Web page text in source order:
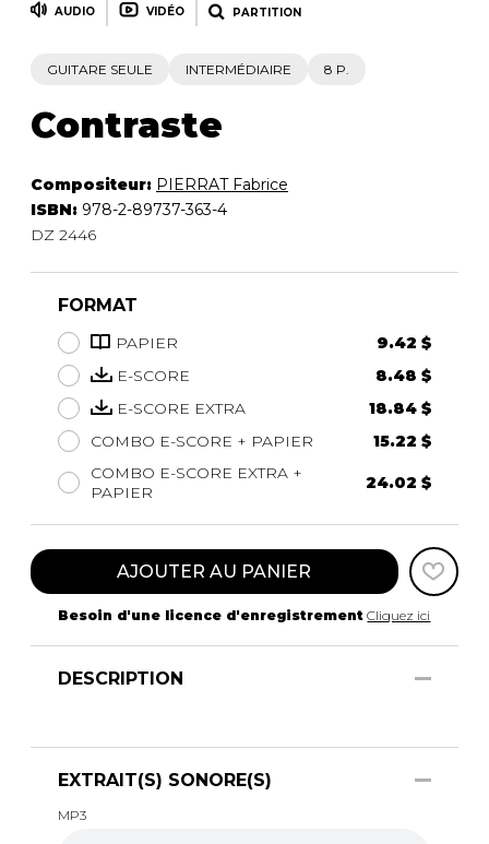
AUDIO VIDÉO PARTITION
GUITARE SEULE INTERMÉDIAIRE 8 P.
Contraste
Compositeur: PIERRAT Fabrice
ISBN: 978-2-89737-363-4
DZ 2446
FORMAT
PAPIER
9.42 $
E-SCORE
8.48 $
E-SCORE EXTRA
18.84 $
COMBO E-SCORE + PAPIER
15.22 $
COMBO E-SCORE EXTRA +
PAPIER
24.02 $
AJOUTER AU PANIER
Besoin d'une licence d'enregistrement Cliquez ici
DESCRIPTION
EXTRAIT(S) SONORE(S)
MP3